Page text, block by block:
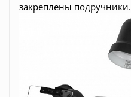
закреплены подручники.